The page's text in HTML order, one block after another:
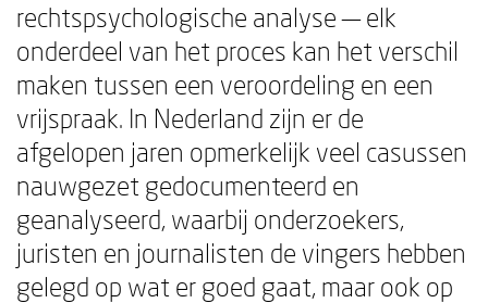
rechtspsychologische analyse — elk
onderdeel van het proces kan het verschil
maken tussen een veroordeling en een
vrijspraak. In Nederland zijn er de
afgelopen jaren opmerkelijk veel casussen
nauwgezet gedocumenteerd en
geanalyseerd, waarbij onderzoekers,
juristen en journalisten de vingers hebben
gelegd op wat er goed gaat, maar ook op